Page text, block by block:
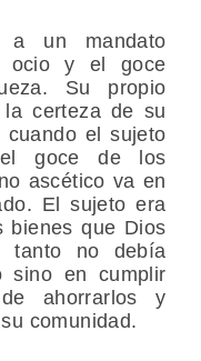
a un mandato
ocio y el goce
Su propio
la certeza de su
cuando el sujeto
goce de los
ascético va en
El sujeto era
bienes que Dios
tanto no debía
sino en cumplir
ahorrarlos y
comunidad.